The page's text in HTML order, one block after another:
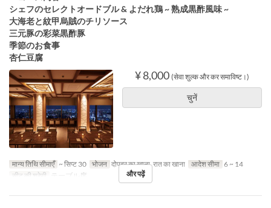
シェフのセレクトオードブル & よだれ鶏 ~ 熟成黒酢風味 ~
大海老と紋甲烏賊のチリソース
三元豚の彩菜黒酢豚
季節のお食事
杏仁豆腐
¥ 8,000 (सेवा शुल्क और कर समाविष्ट।)
चुनें
मान्य तिथि सीमाएँ ~ सिप्ट 30 भोजन दोपहर का खाना, रात का खाना आदेश सीमा 6 ~ 14
सीट की श्रेणी
テーブル席 और पढ़ें